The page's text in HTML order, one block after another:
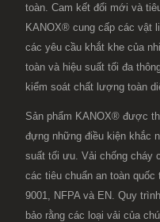
toàn. Cam kết đổi mới và
KANOX® cung cấp các vật
các yêu cầu khắt khe của
toàn và hiệu suất tối đa
kiểm soát chất lượng toàn
Sản phẩm KANOX® được
đựng những điều kiện khắc
suất tối ưu. Vải chống cháy
các tiêu chuẩn an toàn
9001, NFPA và EN. Quy
bảo rằng các loại vải của